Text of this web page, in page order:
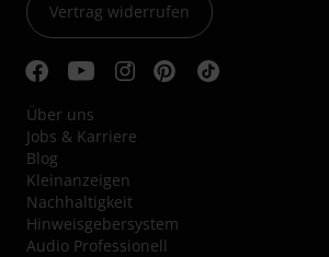
Vertrag widerrufen
Über uns
Jobs & Karriere
Blog
Kleinanzeigen
Nachhaltigkeit
Hinweisgebersystem
Audio Professionell